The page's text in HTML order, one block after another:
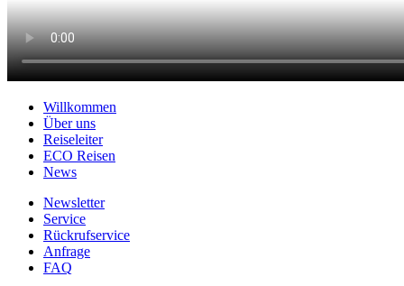
Willkommen
Über uns
Reiseleiter
ECO Reisen
News
Newsletter
Service
Rückrufservice
Anfrage
FAQ